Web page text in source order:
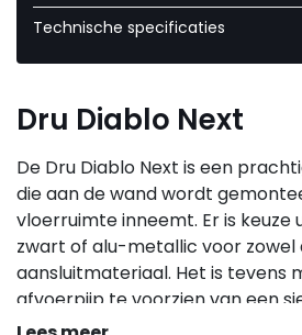
Technische specificaties
Dru Diablo Next
De Dru Diablo Next is een
die aan de wand wordt
vloerruimte inneemt. Er is keuze
zwart of alu-metallic voor zowel
aansluitmateriaal. Het is tevens
afvoerpijp te voorzien van een
dezelfde kleuren als de haard.